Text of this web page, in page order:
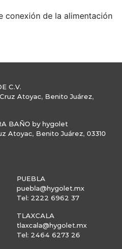
conexión de la alimentación
C.V.
Atoyac, Benito Juárez,
BAÑO by hygolet
Atoyac, Benito Juárez, 03310
PUEBLA
puebla@hygolet.mx
Tel: 2222 6962 37
TLAXCALA
tlaxcala@hygolet.mx
Tel: 2464 6273 26